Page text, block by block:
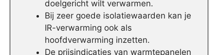
doelgericht wilt verwarmen.
Bij zeer goede isolatiewaarden kan je
IR-verwarming ook als
hoofdverwarming inzetten.
De prijsindicaties van warmtepanelen